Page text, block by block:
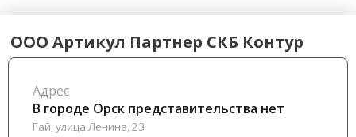
ООО Артикул Партнер СКБ Контур
Адрес
В городе Орск представительства нет
Гай, улица Ленина, 23